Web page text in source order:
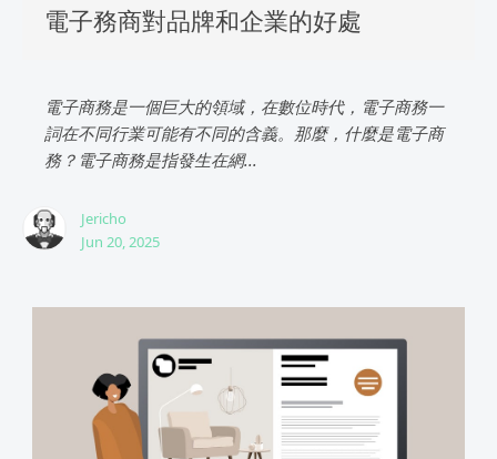
電子務商對品牌和企業的好處
電子商務是一個巨大的領域，在數位時代，電子商務一
詞在不同行業可能有不同的含義。那麼，什麼是電子商
務？電子商務是指發生在網...
Jericho
Jun 20, 2025